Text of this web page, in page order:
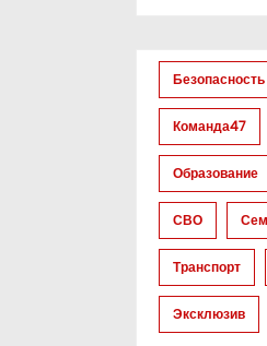
Безопасность
Команда47
Образование
СВО
Транспорт
Эксклюзив